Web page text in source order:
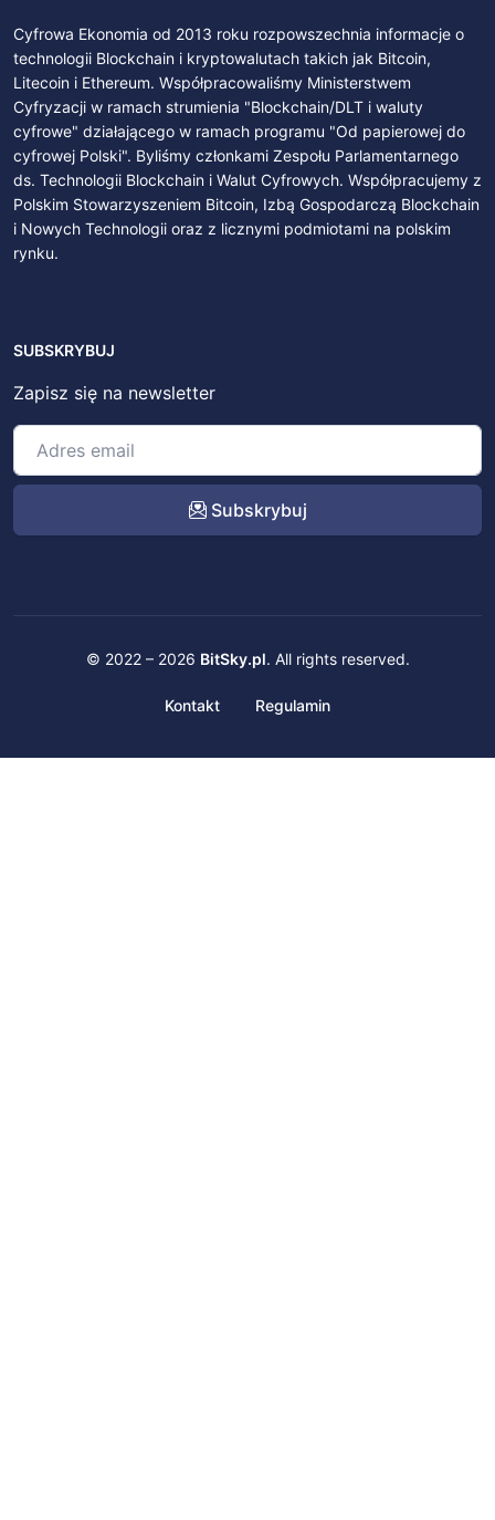
Cyfrowa Ekonomia od 2013 roku rozpowszechnia informacje o
technologii Blockchain i kryptowalutach takich jak Bitcoin,
Litecoin i Ethereum. Współpracowaliśmy Ministerstwem
Cyfryzacji w ramach strumienia "Blockchain/DLT i waluty
cyfrowe" działającego w ramach programu "Od papierowej do
cyfrowej Polski". Byliśmy członkami Zespołu Parlamentarnego
ds. Technologii Blockchain i Walut Cyfrowych. Współpracujemy z
Polskim Stowarzyszeniem Bitcoin, Izbą Gospodarczą Blockchain
i Nowych Technologii oraz z licznymi podmiotami na polskim
rynku.
SUBSKRYBUJ
Zapisz się na newsletter
Subskrybuj
© 2022 – 2026 BitSky.pl. All rights reserved.
Kontakt Regulamin